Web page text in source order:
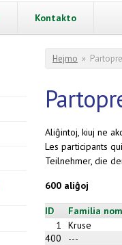
Kontakto
You are
Hejmo »
Aliĝintoj, kiuj ne
Les participants
Teilnehmer, die
600 aliĝoj
ID Familia
1
Kruse
400
---